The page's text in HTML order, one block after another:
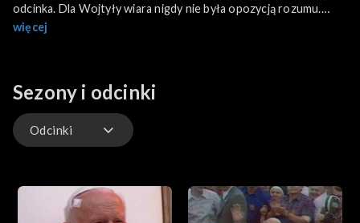
odcinka. Dla Wojtyły wiara nigdy nie była opozycją rozumu.
Mówił często, że to dwa skrzydła, na których duch ludzki unosi
więcej
Sezony i odcinki
Odcinki